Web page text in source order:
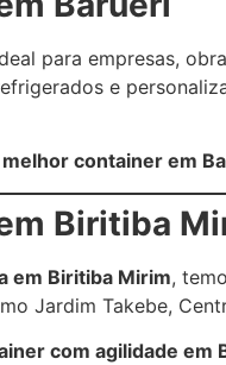
para empresas,
e
container em
Biritiba
em Biritiba Mirim,
Jardim Takebe,
com agilidade em